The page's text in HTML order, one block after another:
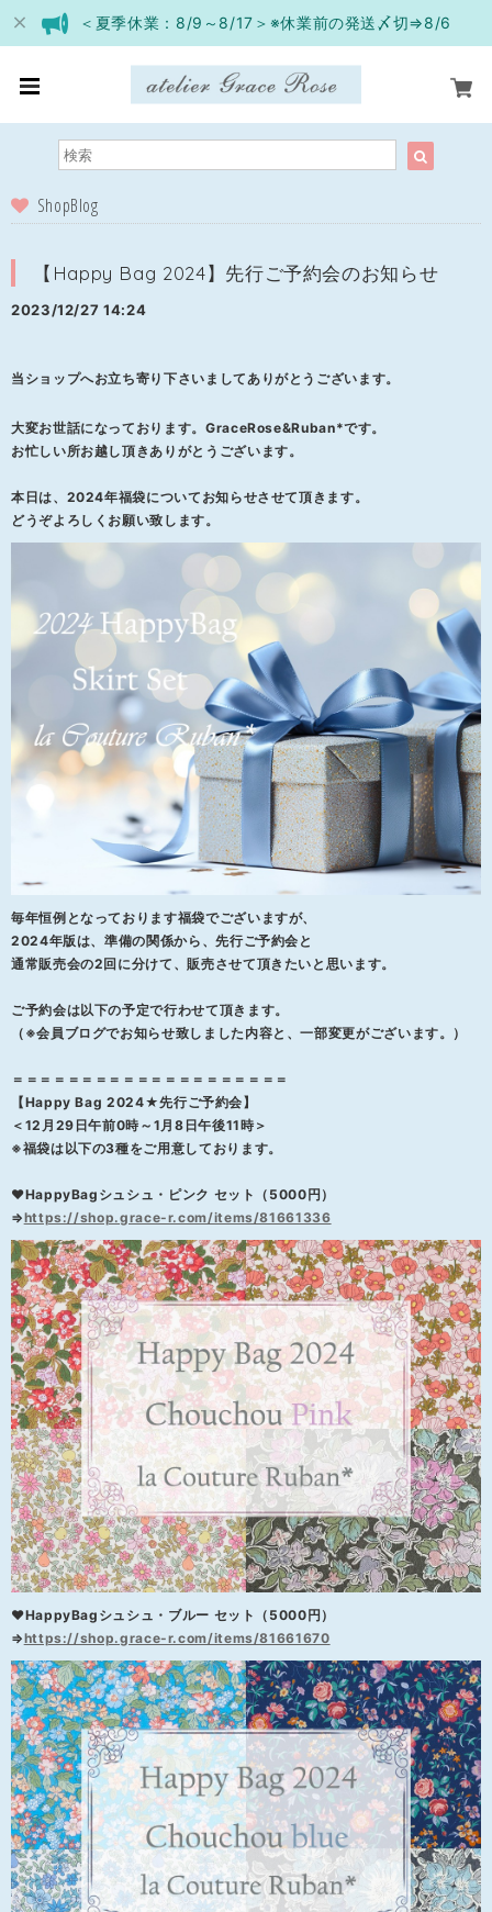
＜夏季休業：8/9～8/17＞※休業前の発送〆切⇒8/6
ShopBlog
【Happy Bag 2024】先行ご予約会のお知らせ
2023/12/27 14:24
当ショップへお立ち寄り下さいましてありがとうございます。
大変お世話になっております。GraceRose&Ruban*です。
お忙しい所お越し頂きありがとうございます。
本日は、2024年福袋についてお知らせさせて頂きます。
どうぞよろしくお願い致します。
毎年恒例となっております福袋でございますが、
2024年版は、準備の関係から、先行ご予約会と
通常販売会の2回に分けて、販売させて頂きたいと思います。
ご予約会は以下の予定で行わせて頂きます。
（※会員ブログでお知らせ致しました内容と、一部変更がございます。）
＝＝＝＝＝＝＝＝＝＝＝＝＝＝＝＝＝＝＝＝
【Happy Bag 2024★先行ご予約会】
＜12月29日午前0時～1月8日午後11時＞
※福袋は以下の3種をご用意しております。
❤HappyBagシュシュ・ピンク セット（5000円）
⇒https://shop.grace-r.com/items/81661336
❤HappyBagシュシュ・ブルー セット（5000円）
⇒https://shop.grace-r.com/items/81661670